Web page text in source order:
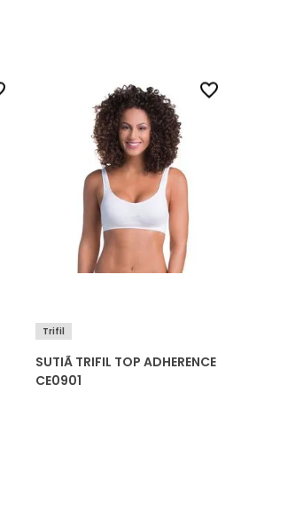
Trifil
SUTIÃ TRIFIL TOP ADHERENCE
CE0901